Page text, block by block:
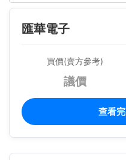
匯華電子
買價(賣方參考)
議價
查看